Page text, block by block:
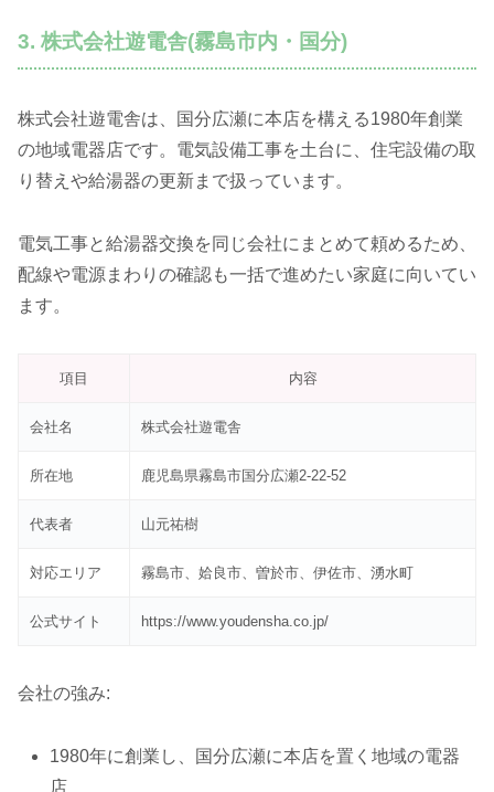
3. 株式会社遊電舎(霧島市内・国分)
株式会社遊電舎は、国分広瀬に本店を構える1980年創業
の地域電器店です。電気設備工事を土台に、住宅設備の取
り替えや給湯器の更新まで扱っています。
電気工事と給湯器交換を同じ会社にまとめて頼めるため、
配線や電源まわりの確認も一括で進めたい家庭に向いてい
ます。
項目 内容
会社名 株式会社遊電舎
所在地 鹿児島県霧島市国分広瀬2-22-52
代表者 山元祐樹
対応エリア 霧島市、姶良市、曽於市、伊佐市、湧水町
公式サイト https://www.youdensha.co.jp/
会社の強み:
1980年に創業し、国分広瀬に本店を置く地域の電器
店